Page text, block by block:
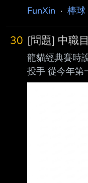
負責任下台的
FunXin · 棒
30 [問題] 中職
龍貓經典賽時
投手 從今年第
谷打過的男人
者感覺像簡單
下愈況 今天